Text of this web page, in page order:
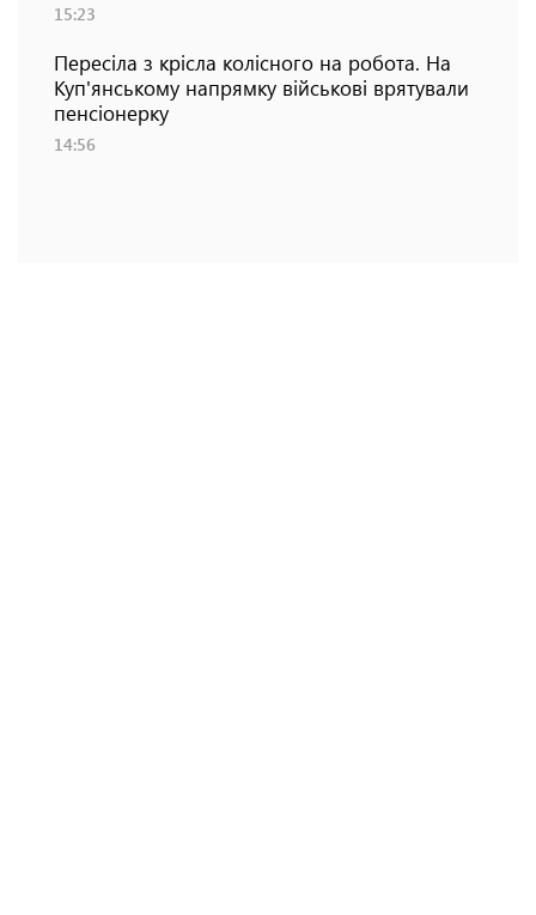
15:23
Пересіла з крісла колісного на робота. На
Куп'янському напрямку військові врятували
пенсіонерку
14:56